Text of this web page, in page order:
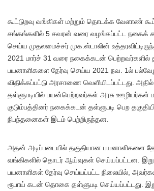
கூட்டுறவு வங்கிகள் மற்றும் தொடக்க வேளாண்
சங்கங்களில் 5 சவரன் வரை வழங்கப்பட்ட நகைக்
செய்ய முதலமைச்சர் முக.ஸ்டாலின்
2021 மார்ச் 31 வரை நகைக்கடன் பெற்றவர்களில்
பயனாளிகளை தேர்வு செய்ய 2021 நவ. 1ல்
விதிக்கப்பட்டு அரசாணை வெளியிடப்பட்டது.
தள்ளுபடியில் பயன்பெற்றவர்கள் அரசு ஊழியர்கள்
குடும்பத்தினர் நகைக்கடன் தள்ளுபடி பெற
நிபந்தனைகள் இடம் பெற்றிருந்தன.
அதன் அடிப்படையில் தகுதியான பயனாளிகளை
வங்கிகளில் தொடர் ஆய்வுகள் செய்யப்பட்டன.
பயனாளிகள் தேர்வு செய்யப்பட்ட நிலையில்,
ரூபாய் கடன் தொகை தள்ளுபடி செய்யப்பட்டது.